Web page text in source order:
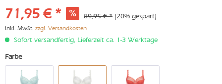
71,95 € * 89,95 € * (20% gespart)
inkl. MwSt. zzgl. Versandkosten
Sofort versandfertig, Lieferzeit ca. 1-3 Werktage
Farbe